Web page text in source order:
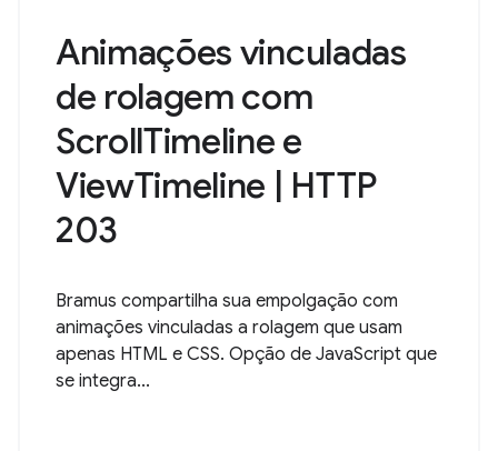
Animações vinculadas
de rolagem com
ScrollTimeline e
ViewTimeline | HTTP
203
Bramus compartilha sua empolgação com
animações vinculadas a rolagem que usam
apenas HTML e CSS. Opção de JavaScript que
se integra...